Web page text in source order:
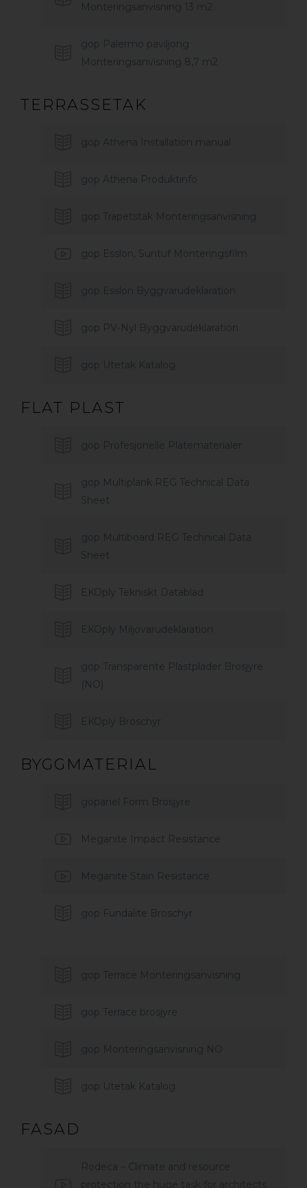
Monteringsanvisning 13 m2
gop Palermo paviljong
Monteringsanvisning 8,7 m2
TERRASSETAK
gop Athena Installation manual
gop Athena Produktinfo
gop Trapetstak Monteringsanvisning
gop Esslon, Suntuf Monteringsfilm
gop Esslon Byggvarudeklaration
gop PV-Nyl Byggvarudeklaration
gop Utetak Katalog
FLAT PLAST
gop Profesjonelle Platematerialer
gop Multiplank REG Technical Data
Sheet
gop Multiboard REG Technical Data
Sheet
EKOply Tekniskt Datablad
EKOply Miljövarudeklaration
gop Transparente Plastplader Brosjyre
(NO)
EKOply Broschyr
BYGGMATERIAL
gopanel Form Brosjyre
Meganite Impact Resistance
Meganite Stain Resistance
gop Fundalite Broschyr
gop Terrace Monteringsanvisning
gop Terrace brosjyre
gop Monteringsanvisning NO
gop Utetak Katalog
FASAD
Rodeca – Climate and resource
protection the huge task for architects